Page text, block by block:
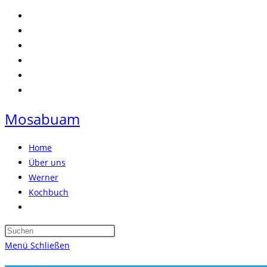
Zum
Inhalt
springen
Mosabuam
Home
Über uns
Werner
Kochbuch
umschalten
Press
Menü Schließen